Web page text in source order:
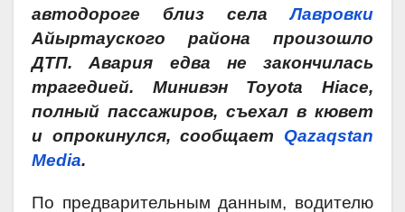
автодороге близ селаЛавровки
Айыртауского района произошло
ДТП. Авария едва не закончилась
трагедией. Минивэн Toyota Hiace,
полный пассажиров, съехал в кювет
и опрокинулся, сообщает Qazaqstan
Media.
По предварительным данным, водителю